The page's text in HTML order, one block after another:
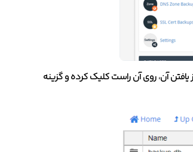
آن، روی آن راست کلیک کرده و گزینه